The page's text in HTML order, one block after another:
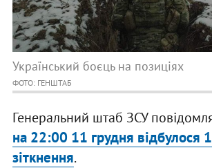
Український боєць на позиціях
ФОТО: ГЕНШТАБ
Генеральний штаб ЗСУ
на 22:00 11 грудня відбулося
зіткнення.